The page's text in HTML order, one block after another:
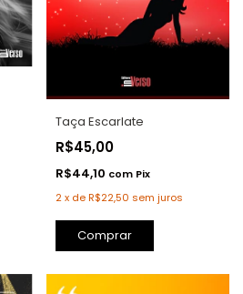
Taça Escarlate
R$45,00
R$44,10 com Pix
2 x deR$22,50 sem juros
Comprar